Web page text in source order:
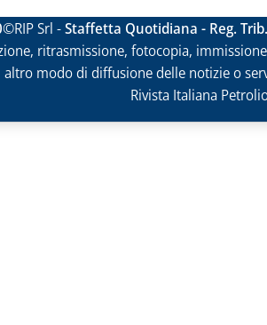
©RIP Srl -Staffetta Quotidiana - Reg.
ritrasmissione, fotocopia,
altro modo di diffusione delle notizie o
Rivista Italiana